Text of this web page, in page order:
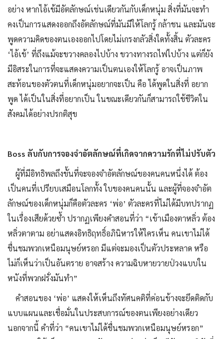
อย่าง หากไอ้เข้มีอัตลักษณ์เช่นเดียวกันกับเด็กหนุ่ม สิ่งที่มันจะทำ
คงเป็นการแสดงออกถึงอัตลักษณ์ที่มันมีให้โลกรู้ กล้าชน และมันจะ
พูดความคิดของตนเองออกไปโดยไม่เกรงกลัวสิ่งใดทั้งสิ้น ตัวละคร
‘ไอ้เข้’ ที่ถึงแม้จะขวางคลองไปบ้าง ขวางทางรถไฟไปบ้าง แต่ก็ยัง
มีอิสระในการที่จะแสดงความเป็นตนเองให้โลกรู้ อาจเป็นภาพ
สะท้อนของตัวตนที่เด็กหนุ่มอยากจะเป็น คือ ได้พูดในสิ่งที่ อยาก
พูด ได้เป็นในสิ่งที่อยากเป็น ในขณะเดียวกันก็สามารถใช้ชีวิตใน
สังคมได้อย่างปรกติสุข
Boss ลับกับการจองจำอัตลักษณ์ที่เกิดจากความรักที่ไม่ปรับตัว
ผู้ที่มีอิทธิพลถึงขั้นที่จะจองจําอัตลักษณ์ของคนคนหนึ่งได้ ต้อง
เป็นคนที่เปรียบเสมือนโลกทั้ง ใบของคนคนนั้น และผู้ที่จองจําอัต
ลักษณ์ของเด็กหนุ่มก็คือตัวละคร ‘พ่อ’ ตัวละครที่ไม่ได้มีบทปรากฏ
ในเรื่องเสียด้วยซํ้า ปรากฏเพียงคําสอนที่ว่า “เข้าเมืองตาหลิ่ว ต้อง
หลิ่วตาตาม อย่าแสดงอิทธิฤทธิ์อภินิหารให้ใครเห็น คนเขาไม่ได้
ชื่นชมพวกเหนือมนุษย์หรอก มีแต่จะมองเป็นตัวประหลาด หรือ
ไม่ก็เห็นว่าเป็นอันตราย อาจสร้าง ความฉิบหายวายป่วงแบบใน
หนังที่พวกฝรั่งมันทํา”
คำสอนของ ‘พ่อ’ แสดงให้เห็นถึงทัศนคติที่ค่อนข้างจะยึดติดกับ
แบบแผนและเชื่อมั่นในประสบการณ์ของตนเพียงอย่างเดียว
นอกจากนี้ คำที่ว่า “คนเขาไม่ได้ชื่นชมพวกเหนือมนุษย์หรอก”